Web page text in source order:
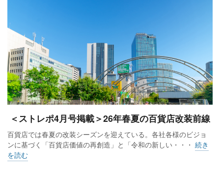
＜ストレポ4月号掲載＞26年春夏の百貨店改装前線
百貨店では春夏の改装シーズンを迎えている。各社各様のビジョ
ンに基づく「百貨店価値の再創造」と「令和の新しい・・・ 続き
を読む